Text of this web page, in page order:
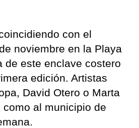
con el
noviembre en la Playa
de este enclave costero
edición. Artistas
David Otero o Marta
al municipio de